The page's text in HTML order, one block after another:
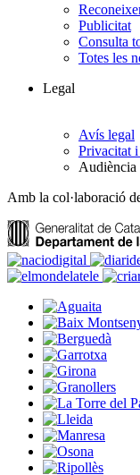
Publicitat
Consulta
Totes les
Legal
Avís legal
Privacitat
Audiència
Amb la col·laboració